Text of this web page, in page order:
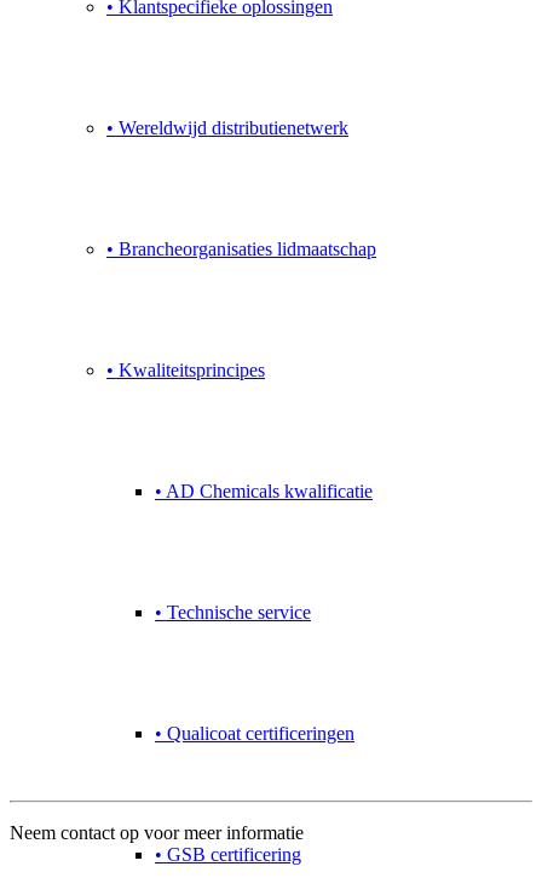
• Klantspecifieke oplossingen
• Wereldwijd distributienetwerk
• Brancheorganisaties lidmaatschap
• Kwaliteitsprincipes
• AD Chemicals kwalificatie
• Technische service
• Qualicoat certificeringen
• GSB certificering
Neem contact op voor meer informatie